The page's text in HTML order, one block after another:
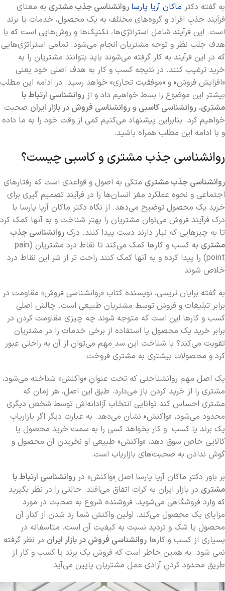
به گفته دکتر ماکان آریا پارسا روانشناسی جذب مشتری به معنای
فرآیند جذبِ افراد و گروه‌های مختلف به یک محصول، خدمات یا برند
است. این فرآیند شامل استراتژی‌ها، تکنیک‌ها و روش‌هایی است که با
هدف جلب نظر و توجه مشتریان انجام می‌شود. تمامی استراتژی‌هایی
که در این فرآیند به کار گرفته می‌شوند باید بتوانند مشتریان را به
خرید ترغیب کنند. در نتیجه کسب و کار به هدف اصلی خود یعنی
«افزایش فروش» و «موفقیت تجاری» خواهد رسید. در ادامه این مطلب
بیشتر این موضوع را بسط خواهیم داد و از روانشناسی ارتباط با
مشتری، روانشناسی کاسبی و روانشناسی فروش در بازار ایران صحبت
خواهیم کرد. بنابراین پیشنهاد می‌کنیم کمی از وقت خود را به ما داده
و با ادامه این مطلب همراه باشید.
روانشناسی جذب مشتری و کاسبی چیست؟
روانشناسی جذب مشتری متکی به اصول و قواعدی است که رفتار‌های
اجتماعی و نحوه عملکرد مغز انسان‌ها را در فرآیند تصمیم گیری برای
خرید یک محصول توضیح می‌دهد. از نگاه دکتر ماکان آریا پارسا با
درک فرآیند فروش می‌توان مشتریان را بهتر شناخت و به آنها کمک کرد
تا به چیزهایی که نیاز دارند دست پیدا کنند. درک روانشناسی جذب
مشتری
به کسب و کارها کمک می‌کند تا نقاط درد مشتریان (pain
point) را پیدا کرده و به آنها کمک کنند راحت تر از شر این نقاط درد
خلاص شوند.
به گفته برایان تریسی، نویسنده کتاب «روانشناسی فروش» مقاومت در
برابر تبلیغات و فروش توسط مشتریان طبیعی است. چالش اصلی
کسب و کارها این است که متوجه شوند چه چیزی مقاومت کردن در
برابر خرید یک محصول یا استفاده از برخی خدمات را در مشتریان
تقویت می‌کند؟ با شناخت این سد ِمهم می‌توان از آن به راحتی عبور
کرد و محصولات بیشتری به مشتری فروخت.
یک اصل مهم روانشناختی که تحت عنوانِ «واکنش» شناخته می‌شود،
مشتری را از خرید کردن باز می‌دارد. طبق این اصل، هر زمان که
مشتری احساس کند توانایی انتخاب آزادانه‌اش توسط شخص دیگری
محدود می‌شود، «واکنش» نشان می‌دهد. به عبارت دیگر اگر بازاریابِ
یک برند یا کسب و کار بخواهد کسی را به سمت خرید محصول یا
کالایی خاص سوق دهد، «واکنش» طبیعی او نخریدنِ آن محصول و
گوش ندادن به صحبت‌های بازاریاب است.
بر باور دکتر ماکان آریا پارسا اصل ِ«واکنش» در روانشناسی ارتباط با
مشتری در بازار ایران به کرات اتفاق می‌افتد. حالتی را در نظر بگیرید
که وارد فروشگاهی می‌شوید. فروشنده شروع به صحبت در مورد
مزایای یک محصول می‌کند. اولین واکنش شما رد شدن از کنار آن
محصول یا شک و تردید نسبت به کیفیت آن است. متاسفانه در
بسیاری از کسب و کارها روانشناسی فروش در بازار ایران در نظر گرفته
نمی شود. به همین خاطر است که فروش یک برند یا کسب و کار از
طریق محدود کردنِ آزادی عمل مشتریان پایین می‌آید.